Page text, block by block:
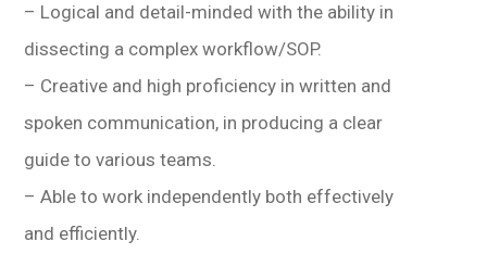
– Logical and detail-minded with the ability in
dissecting a complex workflow/SOP.
– Creative and high proficiency in written and
spoken communication, in producing a clear
guide to various teams.
– Able to work independently both effectively
and efficiently.